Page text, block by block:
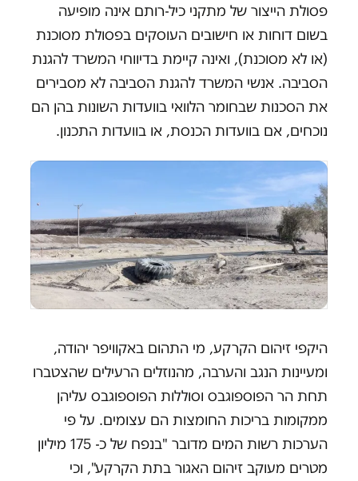
פסולת הייצור של מתקני כיל-רותם אינה מופיעה
בשום דוחות או חישובים העוסקים בפסולת מסוכנת
(או לא מסוכנת), ואינה קיימת בדיווחי המשרד להגנת
הסביבה. אנשי המשרד להגנת הסביבה לא מסבירים
את הסכנות שבחומר הלוואי בוועדות השונות בהן הם
נוכחים, אם בוועדות הכנסת, או בוועדות התכנון.
היקפי זיהום הקרקע, מי התהום באקוויפר יהודה,
ומעיינות הנגב והערבה, מהנוזלים הרעילים שהצטברו
תחת הר הפוספוגבס וסוללות הפוספוגבס עליהן
ממקומות בריכות החומצות הם עצומים. על פי
הערכות רשות המים מדובר "בנפח של כ- 175 מיליון
מטרים מעוקב זיהום האגור בתת הקרקע", וכי